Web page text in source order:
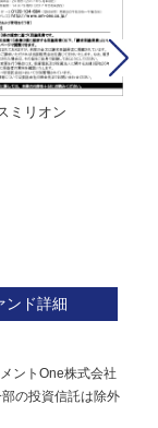
ミリオン
ンド詳細
ントOne株式会社
の投資信託は除外